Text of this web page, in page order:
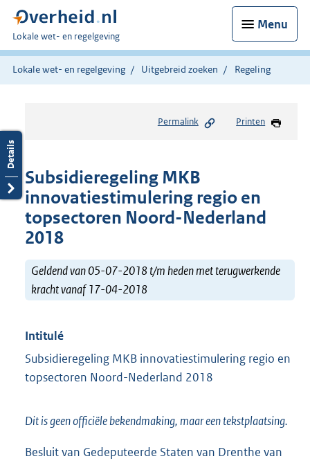
Menu
U
bent
hier:
Lokale wet- en regelgeving
Lokale wet- en regelgeving Uitgebreid zoeken Regeling
Permalink Printen
Subsidieregeling MKB
innovatiestimulering regio en
topsectoren Noord-Nederland
2018
Geldend van 05-07-2018 t/m heden met terugwerkende
kracht vanaf 17-04-2018
Intitulé
Subsidieregeling MKB innovatiestimulering regio en
topsectoren Noord-Nederland 2018
Dit is geen officiële bekendmaking, maar een tekstplaatsing.
Besluit van Gedeputeerde Staten van Drenthe van